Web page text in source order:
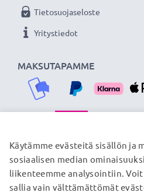
verkkokauppa, joka tarjoaa
siksi tarjoamme 36 kuukauden
MAKSUTAPAMME
Tietosuojaseloste
Yritystiedot
TOIMITUSKUMPPANIMME
© subtel.fi 2026
Käytämme evästeitä sisällön ja
sosiaalisen median
liikenteemme analysointiin.
sallia vain välttämättömät